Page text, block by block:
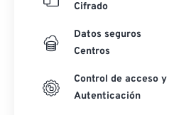
Cifrado
Datos seguros
Centros
Control de acceso y
Autenticación